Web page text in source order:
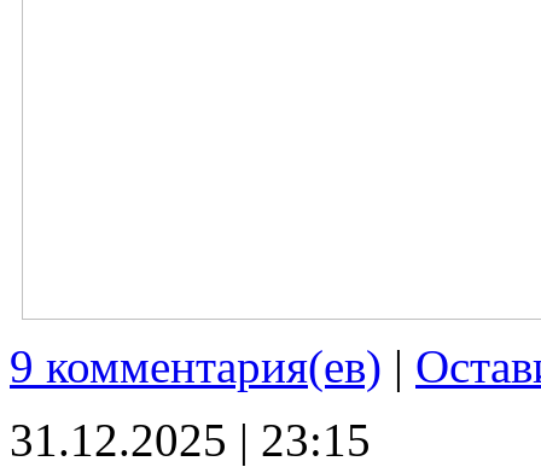
9 комментария(ев) |
31.12.2025 | 23:15